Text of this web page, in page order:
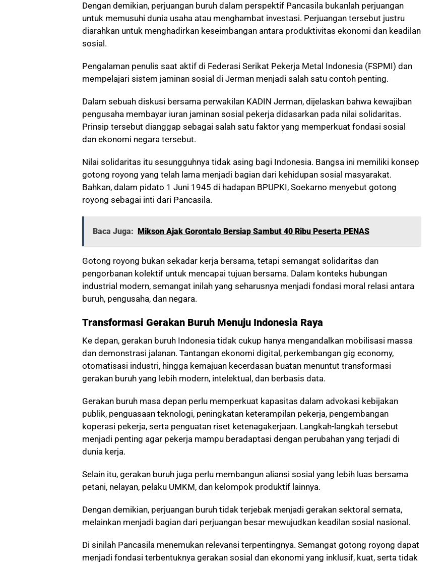
Dengan demikian, perjuangan buruh dalam perspektif Pancasila bukanlah perjuangan
untuk memusuhi dunia usaha atau menghambat investasi. Perjuangan tersebut justru
diarahkan untuk menghadirkan keseimbangan antara produktivitas ekonomi dan keadilan
sosial.
Pengalaman penulis saat aktif di Federasi Serikat Pekerja Metal Indonesia (FSPMI) dan
mempelajari sistem jaminan sosial di Jerman menjadi salah satu contoh penting.
Dalam sebuah diskusi bersama perwakilan KADIN Jerman, dijelaskan bahwa kewajiban
pengusaha membayar iuran jaminan sosial pekerja didasarkan pada nilai solidaritas.
Prinsip tersebut dianggap sebagai salah satu faktor yang memperkuat fondasi sosial
dan ekonomi negara tersebut.
Nilai solidaritas itu sesungguhnya tidak asing bagi Indonesia. Bangsa ini memiliki konsep
gotong royong yang telah lama menjadi bagian dari kehidupan sosial masyarakat.
Bahkan, dalam pidato 1 Juni 1945 di hadapan BPUPKI, Soekarno menyebut gotong
royong sebagai inti dari Pancasila.
Baca Juga: Mikson Ajak Gorontalo Bersiap Sambut 40 Ribu Peserta PENAS
Gotong royong bukan sekadar kerja bersama, tetapi semangat solidaritas dan
pengorbanan kolektif untuk mencapai tujuan bersama. Dalam konteks hubungan
industrial modern, semangat inilah yang seharusnya menjadi fondasi moral relasi antara
buruh, pengusaha, dan negara.
Transformasi Gerakan Buruh Menuju Indonesia Raya
Ke depan, gerakan buruh Indonesia tidak cukup hanya mengandalkan mobilisasi massa
dan demonstrasi jalanan. Tantangan ekonomi digital, perkembangan gig economy,
otomatisasi industri, hingga kemajuan kecerdasan buatan menuntut transformasi
gerakan buruh yang lebih modern, intelektual, dan berbasis data.
Gerakan buruh masa depan perlu memperkuat kapasitas dalam advokasi kebijakan
publik, penguasaan teknologi, peningkatan keterampilan pekerja, pengembangan
koperasi pekerja, serta penguatan riset ketenagakerjaan. Langkah-langkah tersebut
menjadi penting agar pekerja mampu beradaptasi dengan perubahan yang terjadi di
dunia kerja.
Selain itu, gerakan buruh juga perlu membangun aliansi sosial yang lebih luas bersama
petani, nelayan, pelaku UMKM, dan kelompok produktif lainnya.
Dengan demikian, perjuangan buruh tidak terjebak menjadi gerakan sektoral semata,
melainkan menjadi bagian dari perjuangan besar mewujudkan keadilan sosial nasional.
Di sinilah Pancasila menemukan relevansi terpentingnya. Semangat gotong royong dapat
menjadi fondasi terbentuknya gerakan sosial dan ekonomi yang inklusif, kuat, serta tidak